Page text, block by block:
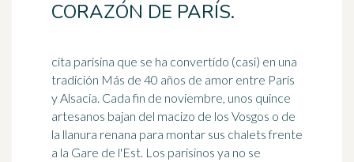
CORAZÓN DE PARÍS.
cita parisina que se ha convertido (casi) en una
tradición Más de 40 años de amor entre París
y Alsacia. Cada fin de noviembre, unos quince
artesanos bajan del macizo de los Vosgos o de
la llanura renana para montar sus chalets frente
a la Gare de l'Est. Los parisinos ya no se